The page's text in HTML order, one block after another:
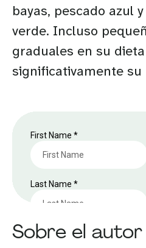
bayas, pescado azul
verde. Incluso
graduales en su
significativamente
Sobre el autor